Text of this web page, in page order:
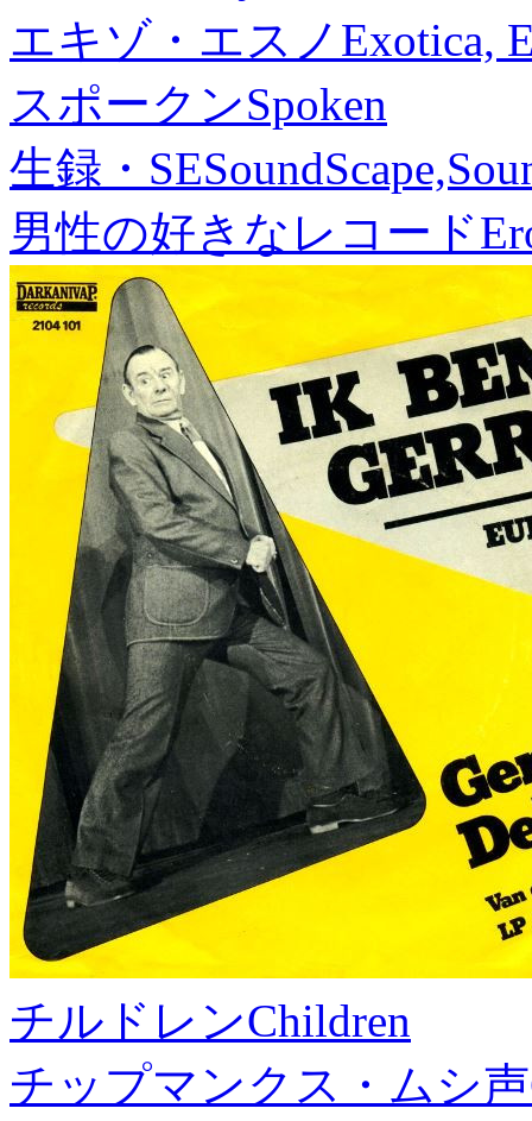
エキゾ・エスノ Exotica,
スポークンSpoken
生録・SE
男性の好きなレコード
チルドレンChildren
チップマンクス・ムシ声